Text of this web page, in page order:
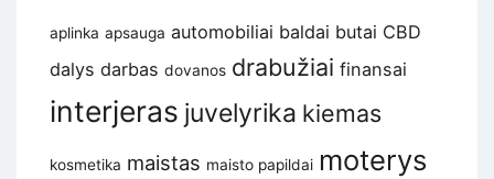
aplinka apsauga automobiliai baldai butai CBD
dalys darbas dovanos drabužiai finansai
interjeras juvelyrika kiemas
kosmetika maistas maisto papildai moterys